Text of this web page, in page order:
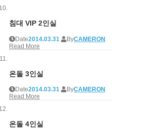
침대 VIP 2인실
Date2014.03.31 ByCAMERON
Read More
온돌 3인실
Date2014.03.31 ByCAMERON
Read More
온돌 4인실